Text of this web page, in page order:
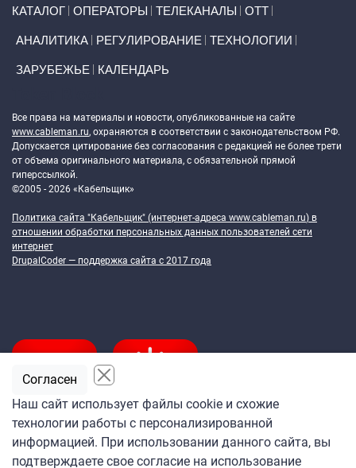
КАТАЛОГ ОПЕРАТОРЫ ТЕЛЕКАНАЛЫ ОТТ
АНАЛИТИКА РЕГУЛИРОВАНИЕ ТЕХНОЛОГИИ
ЗАРУБЕЖЬЕ КАЛЕНДАРЬ
Все права на материалы и новости, опубликованные на сайте
www.cableman.ru, охраняются в соответствии с законодательством РФ.
Допускается цитирование без согласования с редакцией не более трети
от объема оригинального материала, с обязательной прямой
гиперссылкой.
©2005 - 2026 «Кабельщик»
Политика сайта "Кабельщик" (интернет-адреса www.cableman.ru) в
отношении обработки персональных данных пользователей сети
интернет
DrupalCoder — поддержка сайта c 2017 года
Подпишитесь
на ежедневную рассылку
Наш сайт использует файлы cookie и схожие
технологии работы с персонализированной
информацией. При использовании данного сайта, вы
подтверждаете свое согласие на использование
Согласен